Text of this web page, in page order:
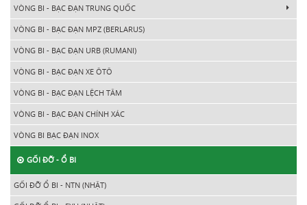
VÒNG BI - BẠC ĐẠN TRUNG QUỐC
VÒNG BI - BẠC ĐẠN MPZ (BERLARUS)
VÒNG BI - BẠC ĐẠN URB (RUMANI)
VÒNG BI - BẠC ĐẠN XE ÔTÔ
VÒNG BI - BẠC ĐẠN LỆCH TÂM
VÒNG BI - BẠC ĐẠN CHÍNH XÁC
VÒNG BI BẠC ĐẠN INOX
GỐI ĐỠ - Ổ BI
GỐI ĐỠ Ổ BI - NTN (NHẬT)